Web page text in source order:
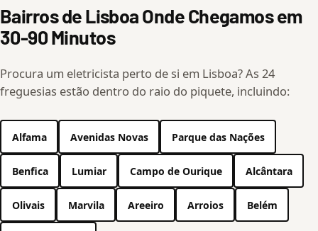
Bairros de Lisboa Onde Chegamos em
30-90 Minutos
Procura um eletricista perto de si em Lisboa? As 24
freguesias estão dentro do raio do piquete, incluindo:
Alfama Avenidas Novas Parque das Nações
Benfica Lumiar Campo de Ourique Alcântara
Olivais Marvila Areeiro Arroios Belém